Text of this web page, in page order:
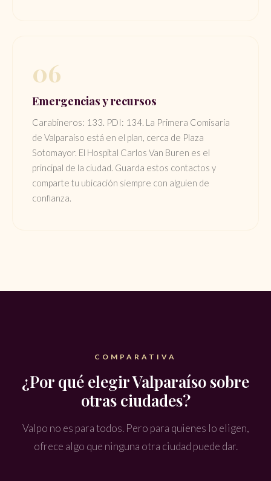
06
Emergencias y recursos
Carabineros: 133. PDI: 134. La Primera Comisaría
de Valparaíso está en el plan, cerca de Plaza
Sotomayor. El Hospital Carlos Van Buren es el
principal de la ciudad. Guarda estos contactos y
comparte tu ubicación siempre con alguien de
confianza.
COMPARATIVA
¿Por qué elegir Valparaíso sobre
otras ciudades?
Valpo no es para todos. Pero para quienes lo eligen,
ofrece algo que ninguna otra ciudad puede dar.